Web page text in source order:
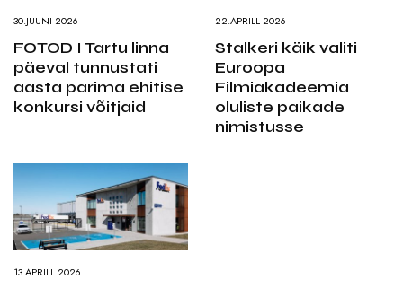
30.JUUNI 2026
FOTOD I Tartu linna
päeval tunnustati
aasta parima ehitise
konkursi võitjaid
22.APRILL 2026
Stalkeri käik valiti
Euroopa
Filmiakadeemia
oluliste paikade
nimistusse
13.APRILL 2026